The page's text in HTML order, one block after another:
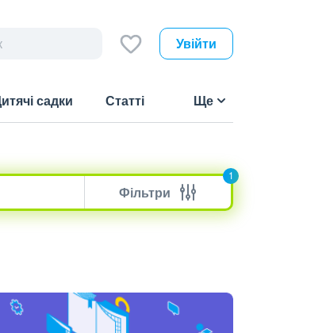
Увійти
садки Статті Ще
Фільтри
1